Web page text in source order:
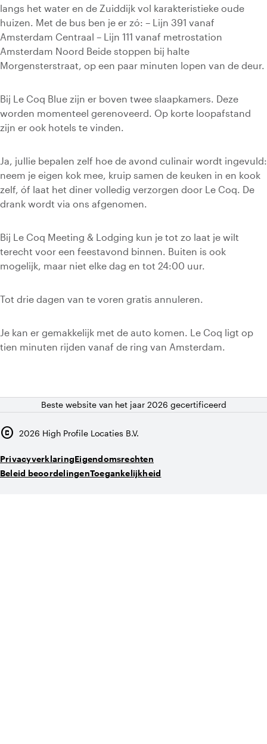
langs het water en de Zuiddijk vol karakteristieke oude
huizen. Met de bus ben je er zó: – Lijn 391 vanaf
Amsterdam Centraal – Lijn 111 vanaf metrostation
Amsterdam Noord Beide stoppen bij halte
Morgensterstraat, op een paar minuten lopen van de deur.
Bij Le Coq Blue zijn er boven twee slaapkamers. Deze
worden momenteel gerenoveerd. Op korte loopafstand
zijn er ook hotels te vinden.
Ja, jullie bepalen zelf hoe de avond culinair wordt ingevuld:
neem je eigen kok mee, kruip samen de keuken in en kook
zelf, óf laat het diner volledig verzorgen door Le Coq. De
drank wordt via ons afgenomen.
Bij Le Coq Meeting & Lodging kun je tot zo laat je wilt
terecht voor een feestavond binnen. Buiten is ook
mogelijk, maar niet elke dag en tot 24:00 uur.
Tot drie dagen van te voren gratis annuleren.
Je kan er gemakkelijk met de auto komen. Le Coq ligt op
tien minuten rijden vanaf de ring van Amsterdam.
Beste website van het jaar 2026 gecertificeerd
copyright 2026 High Profile Locaties B.V.
PrivacyverklaringEigendomsrechten
Beleid beoordelingenToegankelijkheid